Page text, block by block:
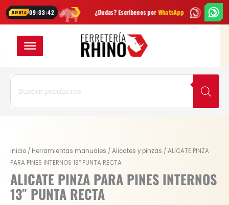
OFERTA 09:33:42
cada semana ¿Dudas? Escríbenos porWhatsApp Envío GRATIS
Búsqueda
productos
Inicio / Herramientas manuales /Alicates y pinzas / ALICATE PINZA
PARA PINES INTERNOS 13″ PUNTA RECTA
ALICATE PINZA PARA PINES INTERNOS
13″ PUNTA RECTA